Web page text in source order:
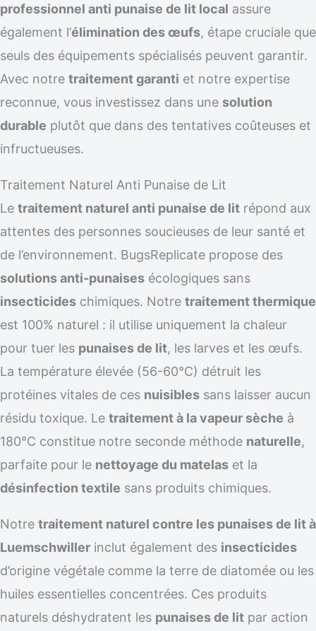
professionnel anti punaise de lit local assure
également l’élimination des œufs, étape cruciale que
seuls des équipements spécialisés peuvent garantir.
Avec notre traitement garanti et notre expertise
reconnue, vous investissez dans une solution
durable plutôt que dans des tentatives coûteuses et
infructueuses.
Traitement Naturel Anti Punaise de Lit
Le traitement naturel anti punaise de lit répond aux
attentes des personnes soucieuses de leur santé et
de l’environnement. BugsReplicate propose des
solutions anti-punaises écologiques sans
insecticides chimiques. Notre traitement thermique
est 100% naturel : il utilise uniquement la chaleur
pour tuer les punaises de lit, les larves et les œufs.
La température élevée (56-60°C) détruit les
protéines vitales de ces nuisibles sans laisser aucun
résidu toxique. Le traitement à la vapeur sèche à
180°C constitue notre seconde méthode naturelle,
parfaite pour le nettoyage du matelas et la
désinfection textile sans produits chimiques.
Notre traitement naturel contre les punaises de lit à
Luemschwiller inclut également des insecticides
d’origine végétale comme la terre de diatomée ou les
huiles essentielles concentrées. Ces produits
naturels déshydratent les punaises de lit par action